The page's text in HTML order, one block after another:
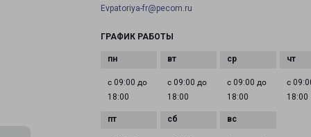
Evpatoriya-fr@pecom.ru
ГРАФИК РАБОТЫ
с 09:00 до
18:00
с 09:00 до
18:00
с 09:00 до
18:00
с
18:00